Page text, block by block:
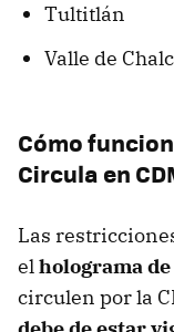
Tultitlán
Valle de
Cómo
Circula en
Las
elholograma
circulen por la